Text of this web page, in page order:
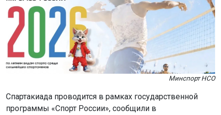
Минспорт НСО
Спартакиада проводится в рамках государственной
программы «Спорт России», сообщили в